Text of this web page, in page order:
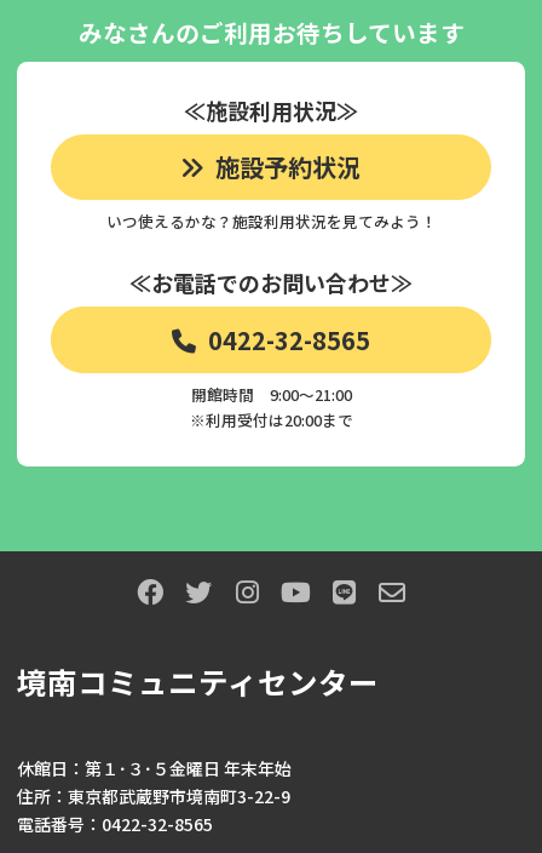
みなさんのご利用お待ちしています
≪施設利用状況≫
施設予約状況
いつ使えるかな？施設利用状況を見てみよう！
≪お電話でのお問い合わせ≫
0422-32-8565
開館時間 9:00～21:00
※利用受付は20:00まで
境南コミュニティセンター
休館日：第１･３･５金曜日 年末年始
住所：東京都武蔵野市境南町3-22-9
電話番号：0422-32-8565